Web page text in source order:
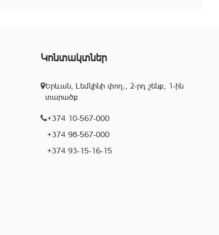
Կոնտակտներ
Երևան, Լեմկինի փող․, 2-րդ շենք, 1-ին
տարածք
+374 10-567-000
+374 98-567-000
+374 93-15-16-15